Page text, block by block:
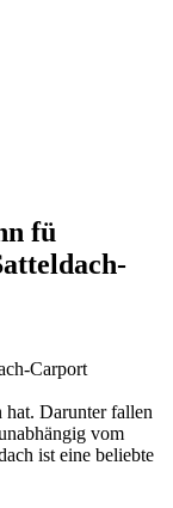
fü
hat. Darunter fallen
vom
ist eine beliebte